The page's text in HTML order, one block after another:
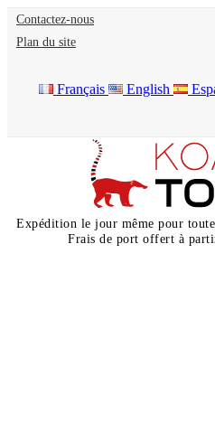
Contactez-nous
Plan du site
Français English
Expédition le jour même pour
Frais de port offert à